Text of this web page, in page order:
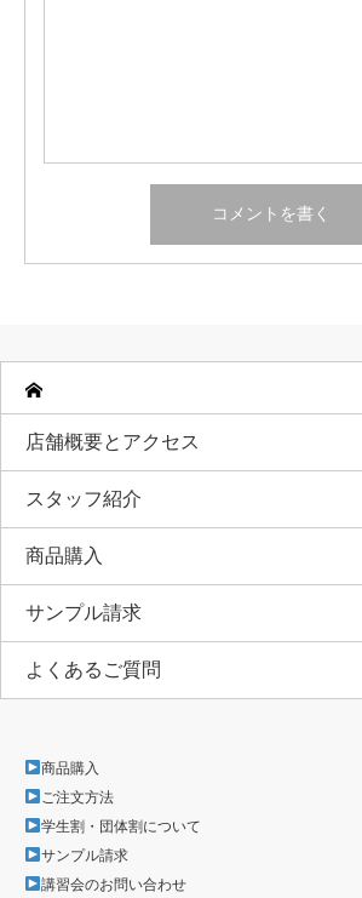
店舗概要とアクセス
スタッフ紹介
商品購入
サンプル請求
よくあるご質問
商品購入
ご注文方法
学生割・団体割について
サンプル請求
講習会のお問い合わせ